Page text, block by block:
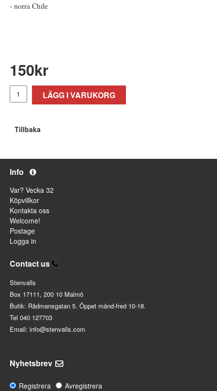
- norra Chile
150kr
LÄGG I VARUKORG
Tillbaka
Info
Var? Vecka 32
Köpvillkor
Kontakta oss
Welcome!
Postage
Logga in
Contact us
Stenvalls
Box 17111, 200 10 Malmö
Butik: Rådmansgatan 5. Öppet månd-fred 10-18.
Tel 040 127703
Email: info@stenvalls.com
Nyhetsbrev
Registrera Avregistrera